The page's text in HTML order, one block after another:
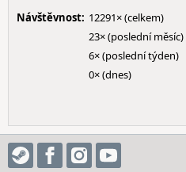
Návštěvnost: 12291× (celkem)
23× (poslední měsíc)
6× (poslední týden)
0× (dnes)